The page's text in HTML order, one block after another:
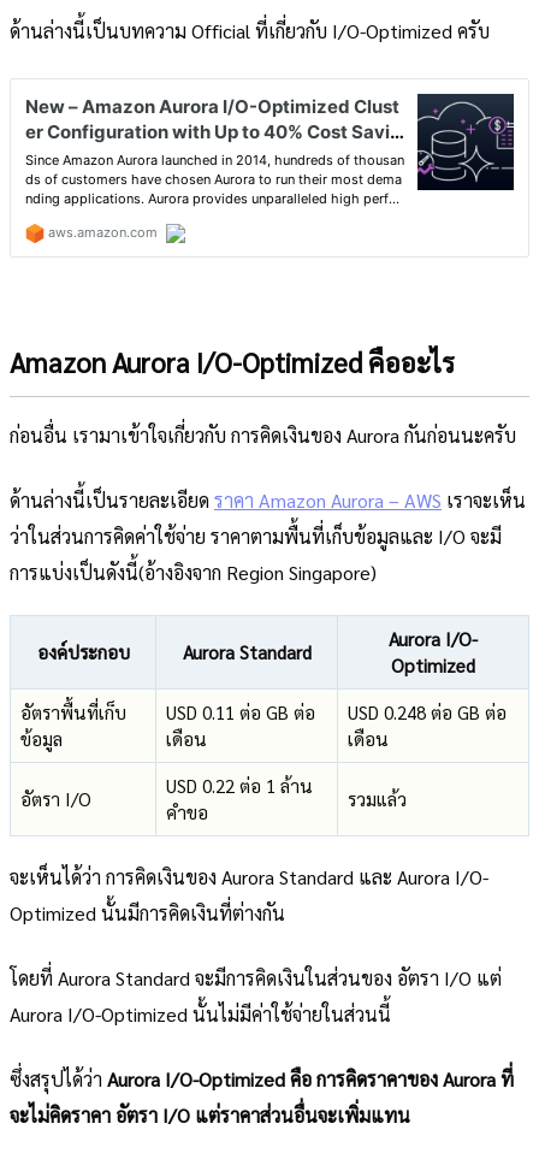
ด้านล่างนี้เป็นบทความ Official ที่เกี่ยวกับ I/O-Optimized ครับ
Amazon Aurora I/O-Optimized คืออะไร
ก่อนอื่น เรามาเข้าใจเกี่ยวกับ การคิดเงินของ Aurora กันก่อนนะครับ
ด้านล่างนี้เป็นรายละเอียด ราคา Amazon Aurora – AWS เราจะเห็น
ว่าในส่วนการคิดค่าใช้จ่าย ราคาตามพื้นที่เก็บข้อมูลและ I/O จะมี
การแบ่งเป็นดังนี้(อ้างอิงจาก Region Singapore)
องค์ประกอบ Aurora Standard
Aurora I/O-
Optimized
อัตราพื้นที่เก็บ
ข้อมูล
USD 0.11 ต่อ GB ต่อ
เดือน
USD 0.248 ต่อ GB ต่อ
เดือน
อัตรา I/O
USD 0.22 ต่อ 1 ล้าน
คำขอ
รวมแล้ว
จะเห็นได้ว่า การคิดเงินของ Aurora Standard และ Aurora I/O-
Optimized นั้นมีการคิดเงินที่ต่างกัน
โดยที่ Aurora Standard จะมีการคิดเงินในส่วนของ อัตรา I/O แต่
Aurora I/O-Optimized นั้นไม่มีค่าใช้จ่ายในส่วนนี้
ซึ่งสรุปได้ว่า Aurora I/O-Optimized คือ การคิดราคาของ Aurora ที่
จะไม่คิดราคา อัตรา I/O แต่ราคาส่วนอื่นจะเพิ่มแทน